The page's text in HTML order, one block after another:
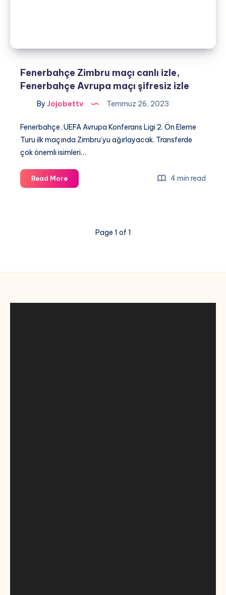
Fenerbahçe Zimbru maçı canlı izle,
Fenerbahçe Avrupa maçı şifresiz izle
By Jojobettv Temmuz 26, 2023
Fenerbahçe, UEFA Avrupa Konferans Ligi 2. Ön Eleme
Turu ilk maçında Zimbru’yu ağırlayacak. Transferde
çok önemli isimleri…
Read MoreFenerbahçe
Zimbru
Fenerbahçe
şifresiz
4 min read
Page 1 of 1